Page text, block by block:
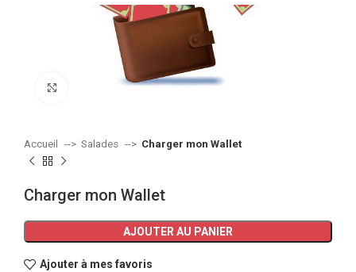
Accueil Salades Charger mon Wallet
Charger mon Wallet
AJOUTER AU PANIER
Ajouter à mes favoris